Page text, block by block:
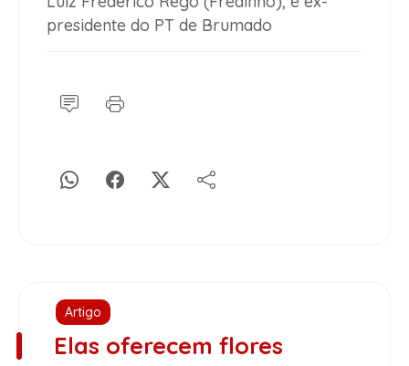
presidente do PT de Brumado
Artigo
Elas oferecem flores